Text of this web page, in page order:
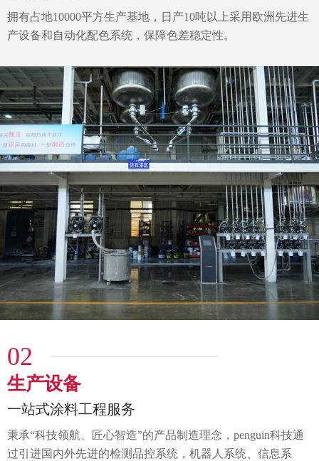
拥有占地10000平方生产基地， 日产10吨以上采用欧洲先进生
产设备和自动化配色系统， 保障色差稳定性。
02
生产设备
一站式涂料工程服务
秉承“科技领航、匠心智造”的产品制造理念，penguin科技通
过引进国内外先进的检测品控系统，机器人系统、 信息系